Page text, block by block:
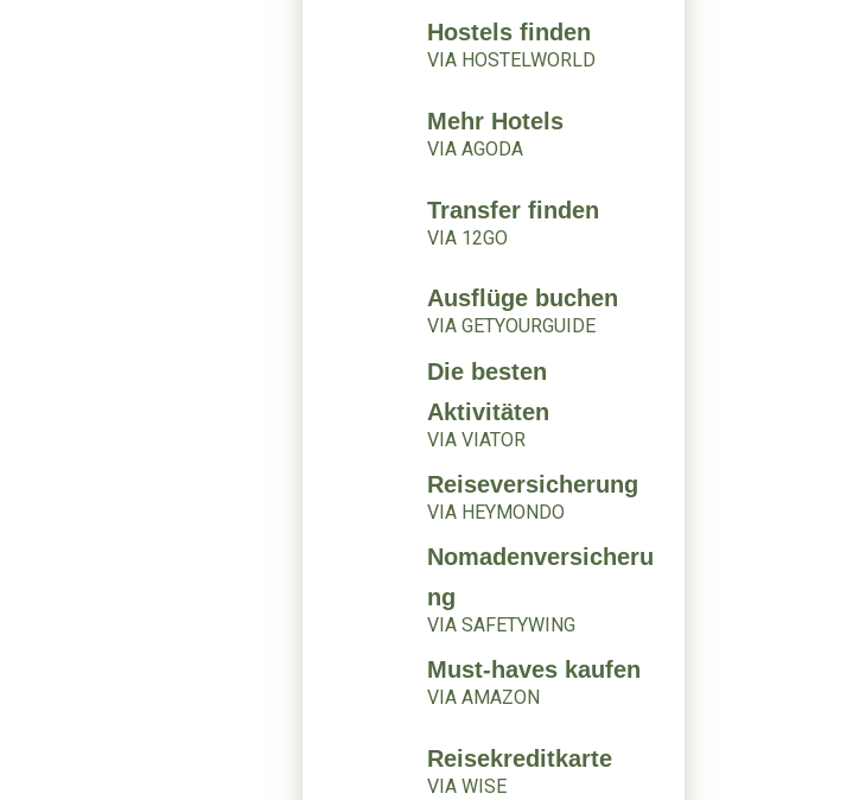
Hostels finden
VIA HOSTELWORLD
Mehr Hotels
VIA AGODA
Transfer finden
VIA 12GO
Ausflüge buchen
VIA GETYOURGUIDE
Die besten
Aktivitäten
VIA VIATOR
Reiseversicherung
VIA HEYMONDO
Nomadenversicheru
ng
VIA SAFETYWING
Must-haves kaufen
VIA AMAZON
Reisekreditkarte
VIA WISE